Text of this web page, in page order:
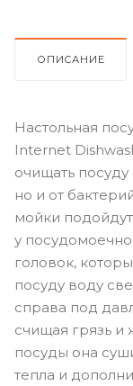
ОПИСАНИЕ
Настольная
Internet
очищать
но и от
мойки
у
головок,
посуду воду
справа под
счищая грязь и
посуды она
тепла и